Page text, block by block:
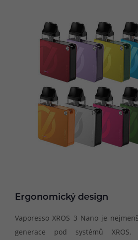
Ergonomický design
Vaporesso XROS 3 Nano je
generace pod systémů